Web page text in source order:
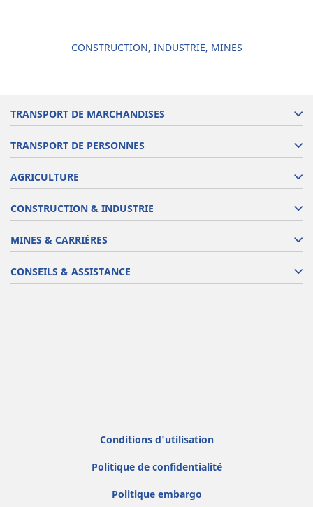
CONSTRUCTION, INDUSTRIE, MINES
TRANSPORT DE MARCHANDISES
TRANSPORT DE PERSONNES
AGRICULTURE
CONSTRUCTION & INDUSTRIE
MINES & CARRIÈRES
CONSEILS & ASSISTANCE
Conditions d'utilisation
Politique de confidentialité
Politique embargo